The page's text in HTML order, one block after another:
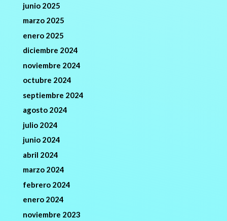
junio 2025
marzo 2025
enero 2025
diciembre 2024
noviembre 2024
octubre 2024
septiembre 2024
agosto 2024
julio 2024
junio 2024
abril 2024
marzo 2024
febrero 2024
enero 2024
noviembre 2023